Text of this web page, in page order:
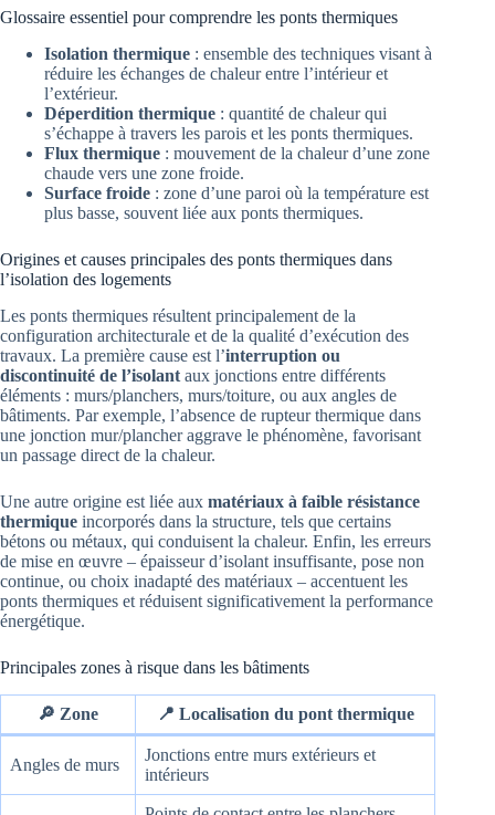
Glossaire essentiel pour comprendre les ponts thermiques
Isolation thermique : ensemble des techniques visant à
réduire les échanges de chaleur entre l’intérieur et
l’extérieur.
Déperdition thermique : quantité de chaleur qui
s’échappe à travers les parois et les ponts thermiques.
Flux thermique : mouvement de la chaleur d’une zone
chaude vers une zone froide.
Surface froide : zone d’une paroi où la température est
plus basse, souvent liée aux ponts thermiques.
Origines et causes principales des ponts thermiques dans
l’isolation des logements
Les ponts thermiques résultent principalement de la
configuration architecturale et de la qualité d’exécution des
travaux. La première cause est l’interruption ou
discontinuité de l’isolant aux jonctions entre différents
éléments : murs/planchers, murs/toiture, ou aux angles de
bâtiments. Par exemple, l’absence de rupteur thermique dans
une jonction mur/plancher aggrave le phénomène, favorisant
un passage direct de la chaleur.
Une autre origine est liée aux matériaux à faible résistance
thermique incorporés dans la structure, tels que certains
bétons ou métaux, qui conduisent la chaleur. Enfin, les erreurs
de mise en œuvre – épaisseur d’isolant insuffisante, pose non
continue, ou choix inadapté des matériaux – accentuent les
ponts thermiques et réduisent significativement la performance
énergétique.
Principales zones à risque dans les bâtiments
🔎 Zone 📍 Localisation du pont thermique
Angles de murs
Jonctions entre murs extérieurs et
intérieurs